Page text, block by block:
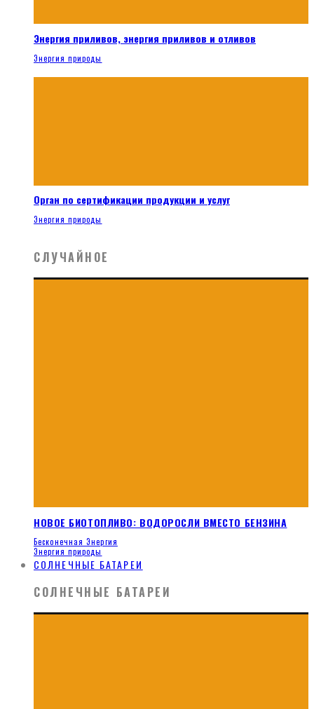
Энергия приливов, энергия приливов и отливов
Энергия природы
Орган по сертификации продукции и услуг
Энергия природы
СЛУЧАЙНОЕ
НОВОЕ БИОТОПЛИВО: ВОДОРОСЛИ ВМЕСТО БЕНЗИНА
Бесконечная Энергия
Энергия природы
СОЛНЕЧНЫЕ БАТАРЕИ
СОЛНЕЧНЫЕ БАТАРЕИ